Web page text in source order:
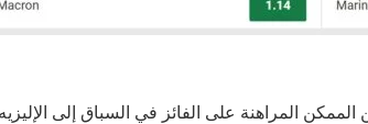
المراهنة على الفائز في السباق إلى